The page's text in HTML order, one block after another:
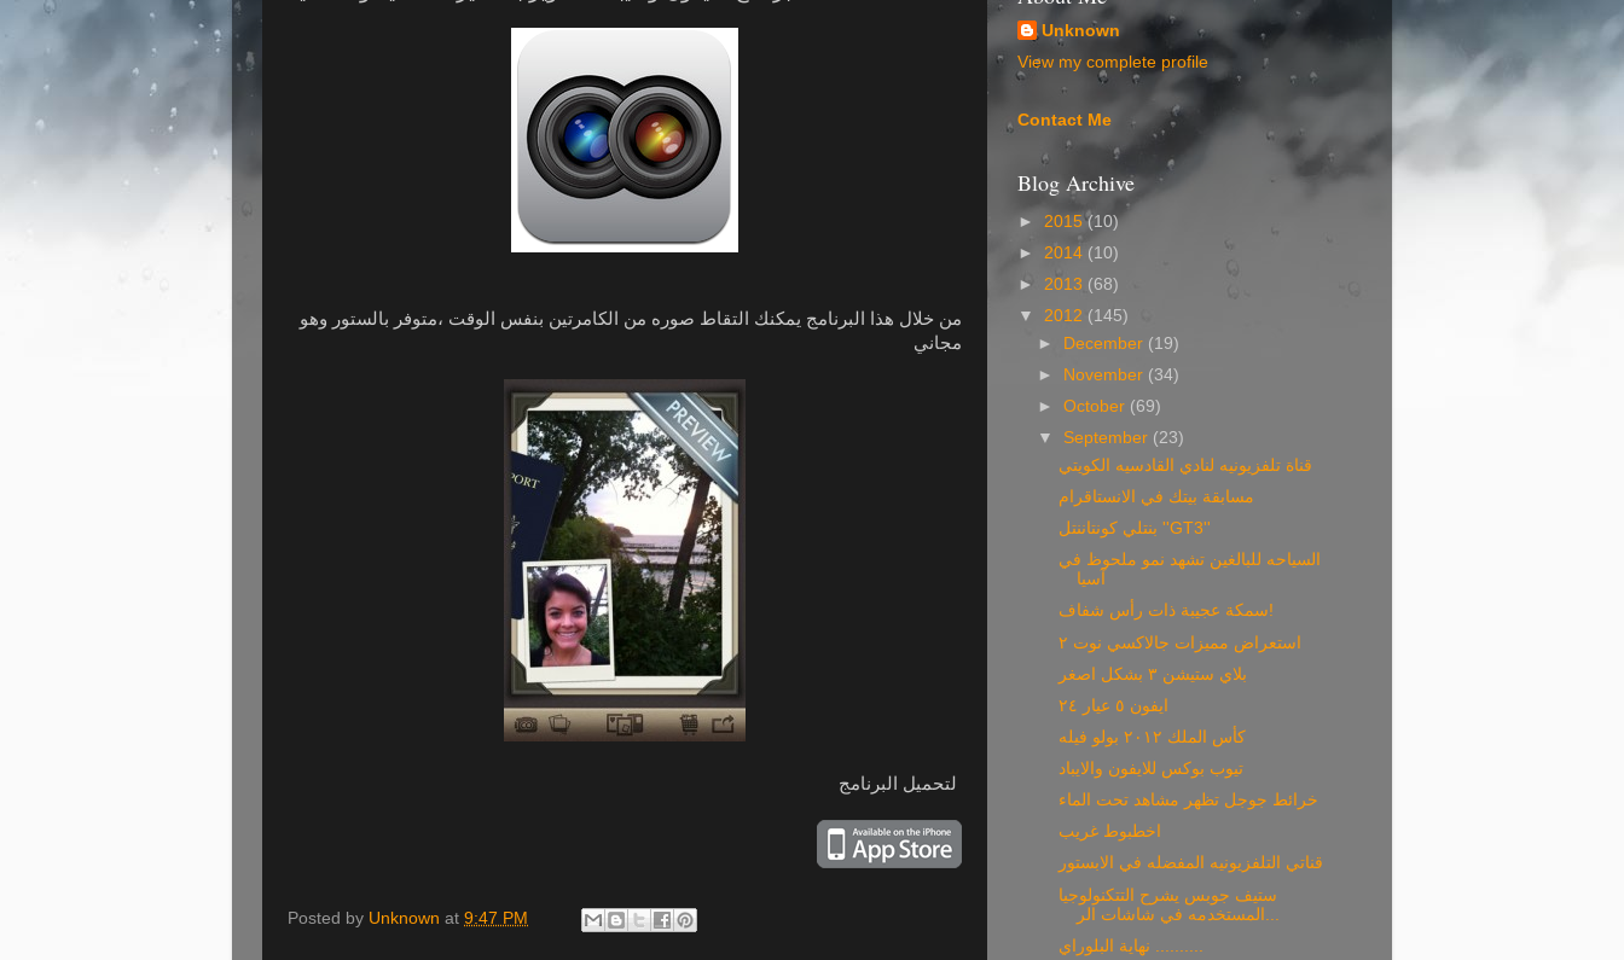
من خلال هذا البرنامج يمكنك التقاط صوره من الكامرتين بنفس الوقت ،متوفر بالستور وهو
مجاني
Posted by Unknown at 9:47 PM
Unknown
View my complete profile
Contact Me
Blog Archive
► 2015(10)
► 2014 (10)
► 2013 (68)
▼ 2012 (145)
►
December (19)
►
November (34)
►October (69)
▼ September (23)
قناة تلفزيونيه لنادي القادسيه الكويتي
مسابقة بيتك في الانستاقرام
بنتلي كونتاننتل ''GT3''
السياحه للبالغين تشهد نمو ملحوظ في
آسيا
سمكة عجيبة ذات رأس شفاف!
استعراض مميزات جالاكسي نوت ٢
بلاي ستيشن ٣ بشكل اصغر
ايفون ٥ عيار ٢٤
كأس الملك ٢٠١٢ بولو فيله
تيوب بوكس للايفون والايباد
خرائط جوجل تظهر مشاهد تحت الماء
اخطبوط غريب
قناتي التلفزيونيه المفضله في الابستور
ستيف جوبس يشرح التتكنولوجيا